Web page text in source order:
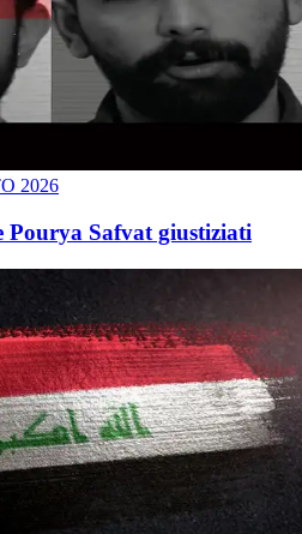
2026
Pourya Safvat giustiziati